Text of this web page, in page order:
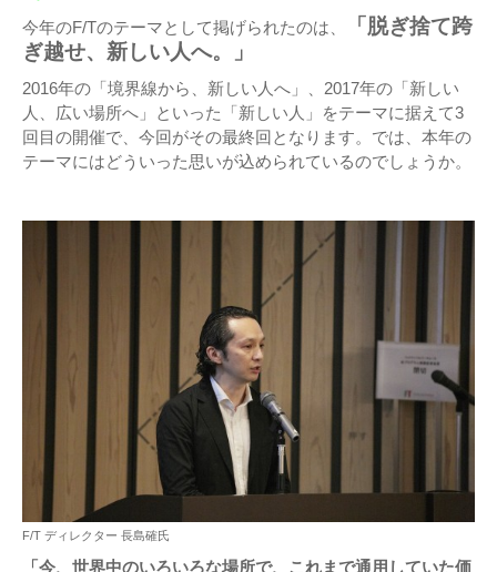
今年のF/Tのテーマとして掲げられたのは、
「脱ぎ捨て跨
ぎ越せ、新しい人へ。」
2016年の「境界線から、新しい人へ」、2017年の「新しい
人、広い場所へ」といった「新しい人」をテーマに据えて3
回目の開催で、今回がその最終回となります。では、本年の
テーマにはどういった思いが込められているのでしょうか。
F/T ディレクター 長島確氏
「今、世界中のいろいろな場所で、これまで通用していた価